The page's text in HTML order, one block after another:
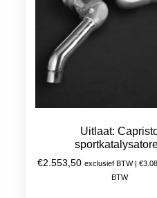
Uitlaat:
€2.553,50 exclusief BTW |€
BTW